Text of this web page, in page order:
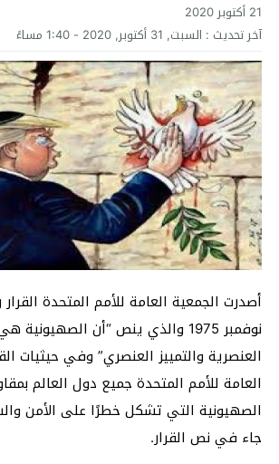
21 أكتوبر 2020
آخر تحديث : السبت, 31 أكتوبر, 2020 - 1:40 مساءً
نوفمبر 1975 والذي ينص “أن
العنصرية والتمييز العنصري” وفي حيثيات
العامة للأمم المتحدة جميع دول العالم
الصهيونية التي تشكل خطرًا على الأمن
جاء في نص القرار.